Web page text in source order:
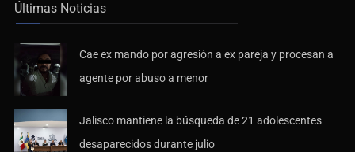
Últimas Noticias
Cae ex mando por agresión a ex pareja y procesan a
agente por abuso a menor
Jalisco mantiene la búsqueda de 21 adolescentes
desaparecidos durante julio